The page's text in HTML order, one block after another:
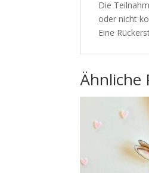
Die
oder nicht
Eine
Ähnliche